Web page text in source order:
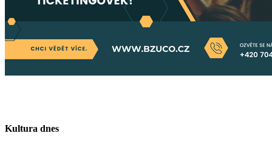
Kultura dnes